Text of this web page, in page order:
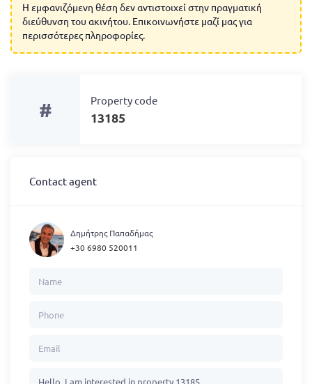
Η εμφανιζόμενη θέση δεν αντιστοιχεί στην πραγματική
διεύθυνση του ακινήτου. Επικοινωνήστε μαζί μας για
περισσότερες πληροφορίες.
# Property code
13185
Contact agent
Δημήτρης Παπαδήμας
+30 6980 520011